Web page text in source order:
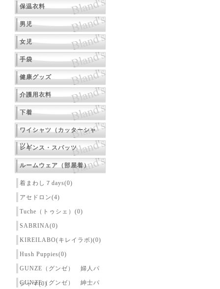
保温衣料
男児
女児
手袋
健康グッズ
介護用衣料
下着
ワイシャツ（カッターシャ
ツ）
レギンス・スパッツ
ルームウェア（部屋着）
着まわし７days(0)
アセドロン(4)
Tuche（トゥシェ）(0)
SABRINA(0)
KIREILABO(キレイラボ)(0)
Hush Puppies(0)
GUNZE（グンゼ） 婦人パ
ジャマ(0)
GUNZE（グンゼ） 紳士パ